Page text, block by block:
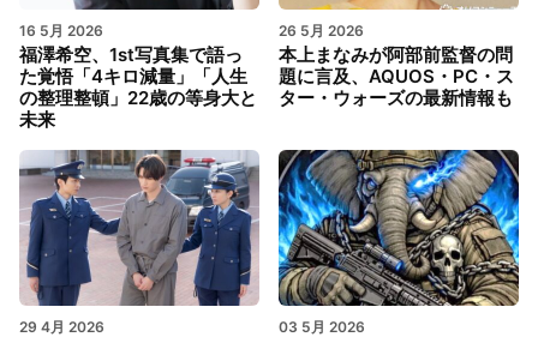
16 5月 2026
福澤希空、1st写真集で語っ
た覚悟「4キロ減量」「人生
の整理整頓」22歳の等身大と
未来
26 5月 2026
本上まなみが阿部前監督の問
題に言及、AQUOS・PC・ス
ター・ウォーズの最新情報も
29 4月 2026 03 5月 2026